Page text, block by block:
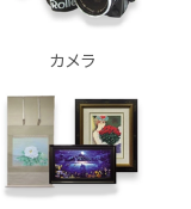
カメラ